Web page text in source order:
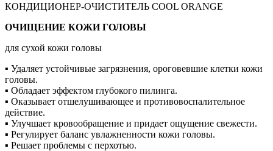
КОНДИЦИОНЕР-ОЧИСТИТЕЛЬ COOL ORANGE
ОЧИЩЕНИЕ КОЖИ ГОЛОВЫ
для сухой кожи головы
▪ Удаляет устойчивые загрязнения, ороговевшие клетки кожи
головы.
▪ Обладает эффектом глубокого пилинга.
▪ Оказывает отшелушивающее и противовоспалительное
действие.
▪ Улучшает кровообращение и придает ощущение свежести.
▪ Регулирует баланс увлажненности кожи головы.
▪ Решает проблемы с перхотью.